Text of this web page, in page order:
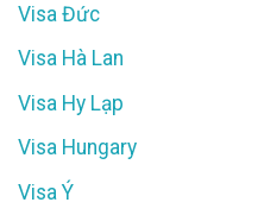
Visa Đức
Visa Hà Lan
Visa Hy Lạp
Visa Hungary
Visa Ý